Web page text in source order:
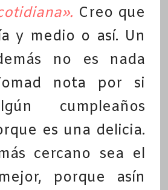
Creo que
y medio o así. Un
no es nada
nota por si
cumpleaños
es una delicia.
cercano sea el
porque asín